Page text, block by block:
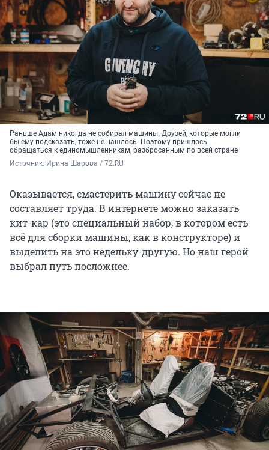
Раньше Адам никогда не собирал машины. Друзей, которые могли
бы ему подсказать, тоже не нашлось. Поэтому пришлось
обращаться к единомышленникам, разбросанным по всей стране
Источник: Ирина Шарова / 72.RU
Оказывается, смастерить машину сейчас не
составляет труда. В интернете можно заказать
кит-кар (это специальный набор, в котором есть
всё для сборки машины, как в конструкторе) и
выделить на это недельку-другую. Но наш герой
выбрал путь посложнее.